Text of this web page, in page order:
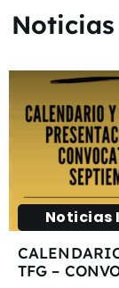
Noticias
TFG –